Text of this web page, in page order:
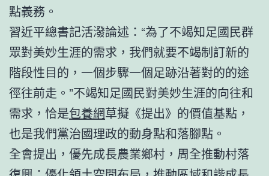
點義務。
習近平總書記活潑論述：“為了不竭知足國民群
眾對美妙生涯的需求，我們就要不竭制訂新的
階段性目的，一個步驟一個足跡沿著對的的途
徑往前走。”不竭知足國民對美妙生涯的向往和
需求，恰是包養網草擬《提出》的價值基點，
也是我們黨治國理政的動身點和落腳點。
全會提出，優先成長農業鄉村，周全推動村落